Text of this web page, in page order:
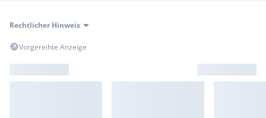
Rechtlicher Hinweis
Vorgereihte Anzeige